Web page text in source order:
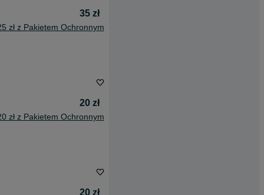
35 zł
zł z Pakietem Ochronnym
20 zł
zł z Pakietem Ochronnym
20 zł